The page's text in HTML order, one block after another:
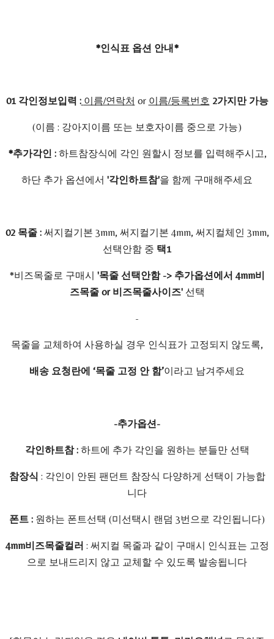
*인식표 옵션 안내*
01 각인정보입력 : 이름/연락처 or 이름/등록번호 2가지만 가능
(이름 : 강아지이름 또는 보호자이름 중으로 가능)
*추가각인 : 하트참장식에 각인 원할시 정보를 입력해주시고,
하단 추가 옵션에서 '각인하트참'을 함께 구매해주세요
02 목줄 : 써지컬기본 3mm, 써지컬기본 4mm, 써지컬체인 3mm,
선택안함 중 택1
*비즈목줄로 구매시 '목줄 선택안함 -> 추가옵션에서 4mm비
즈목줄 or 비즈목줄사이즈'선택
-
목줄을 교체하여 사용하실 경우 인식표가 고정되지 않도록,
배송 요청란에 ‘목줄 고정 안 함’이라고 남겨주세요
-추가옵션-
각인하트참 : 하트에 추가 각인을 원하는 분들만 선택
참장식 : 각인이 안된 팬던트 참장식 다양하게 선택이 가능합
니다
폰트 : 원하는 폰트선택 (미선택시 랜덤 3번으로 각인됩니다)
4mm비즈목줄컬러 : 써지컬 목줄과 같이 구매시 인식표는 고정
으로 보내드리지 않고 교체할 수 있도록 발송됩니다